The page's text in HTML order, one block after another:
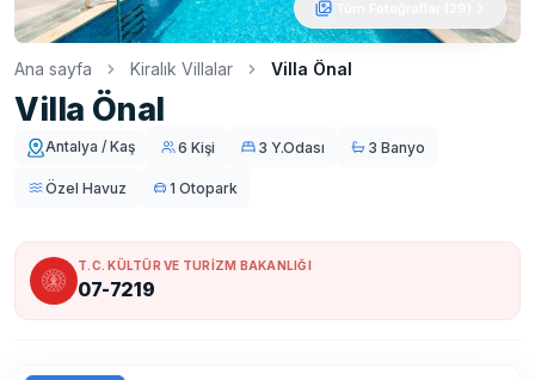
Ana sayfa Kiralık Villalar Villa Önal
Villa Önal
Antalya / Kaş 6 Kişi 3 Y.Odası 3 Banyo
Özel Havuz 1 Otopark
T.C. KÜLTÜR VE TURİZM BAKANLIĞI
07-7219